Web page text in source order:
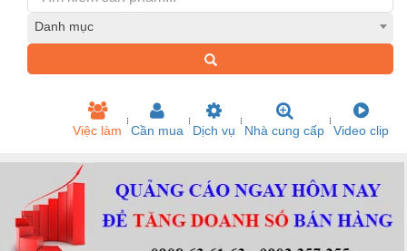
Danh mục
Việc làm Cần mua Dịch vụ Nhà cung cấp Video clip